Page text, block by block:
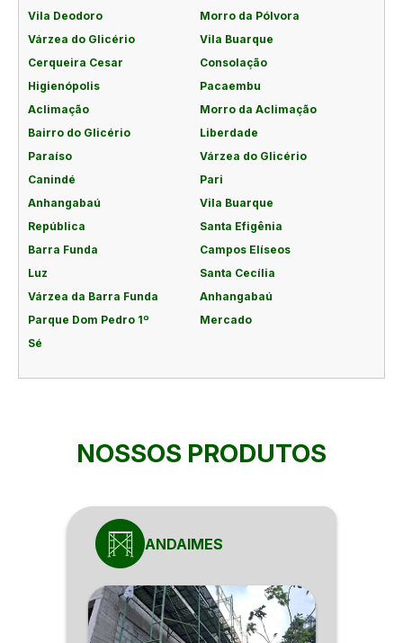
Vila Deodoro
Morro da Pólvora
Várzea do Glicério
Vila Buarque
Cerqueira Cesar
Consolação
Higienópolis
Pacaembu
Aclimação
Morro da Aclimação
Bairro do Glicério
Liberdade
Paraíso
Várzea do Glicério
Canindé
Pari
Anhangabaú
Vila Buarque
República
Santa Efigênia
Barra Funda
Campos Elíseos
Luz
Santa Cecília
Várzea da Barra Funda
Anhangabaú
Parque Dom Pedro 1º
Mercado
Sé
NOSSOS PRODUTOS
ANDAIMES